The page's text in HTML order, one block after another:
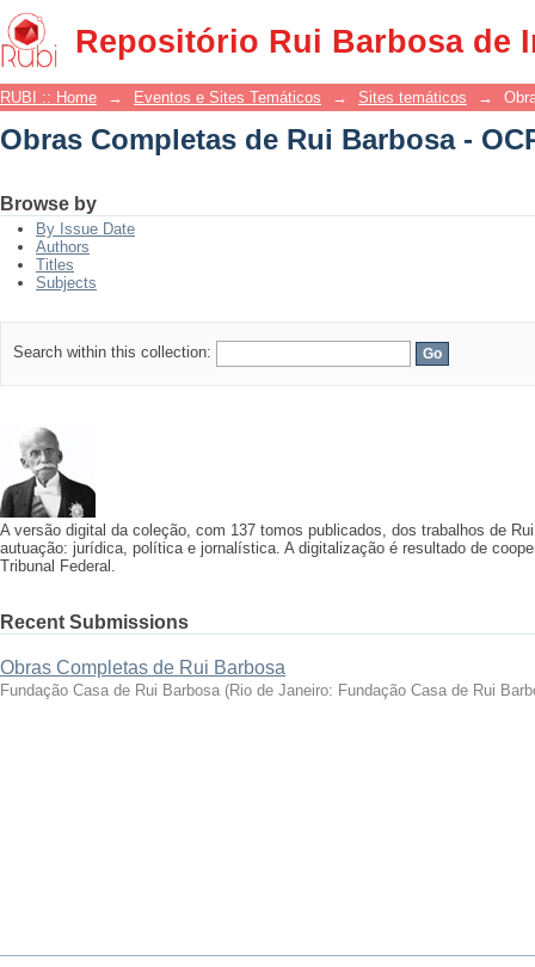
Repositório Rui Barbosa de
Obras Completas de Rui Barbosa -
RUBI :: Home → Eventos e Sites Temáticos → Sites temáticos →
Obras Completas de Rui Barbosa -
Browse by
By Issue Date
Authors
Titles
Subjects
Search within this collection:
A versão digital da coleção, com 137 tomos publicados, dos trabalhos de
autuação: jurídica, política e jornalística. A digitalização é resultado de
Tribunal Federal.
Recent Submissions
Obras Completas de Rui Barbosa
Fundação Casa de Rui Barbosa (Rio de Janeiro: Fundação Casa de Rui